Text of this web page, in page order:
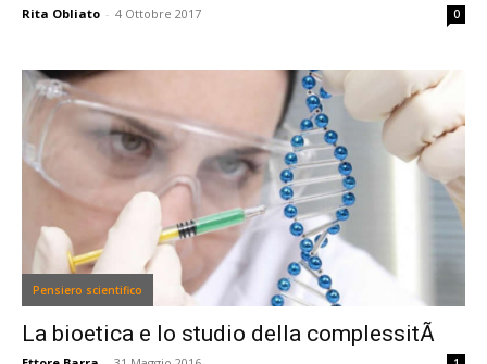
Rita Obliato - 4 Ottobre 2017 0
Pensiero scientifico
La bioetica e lo studio della complessitÃ